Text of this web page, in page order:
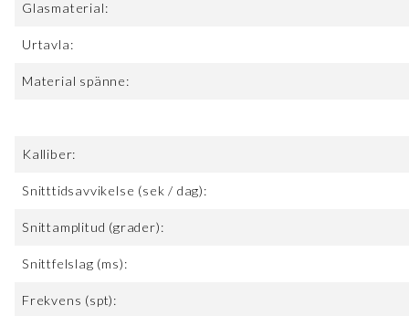
Glasmaterial:
Urtavla:
Material spänne:
Kalliber:
Snitttidsavvikelse (sek / dag):
Snittamplitud (grader):
Snittfelslag (ms):
Frekvens (spt):